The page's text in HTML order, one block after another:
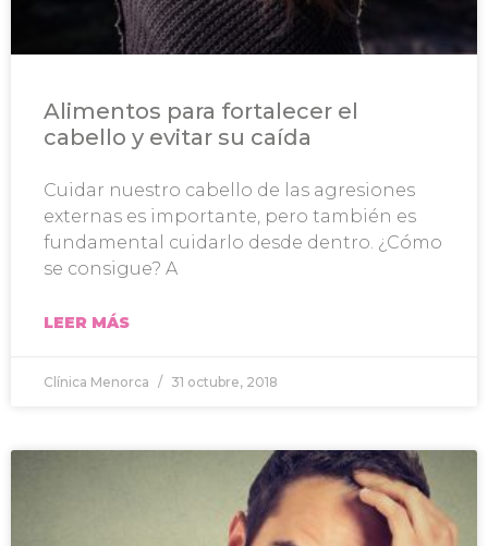
Alimentos para fortalecer el
cabello y evitar su caída
Cuidar nuestro cabello de las agresiones
externas es importante, pero también es
fundamental cuidarlo desde dentro. ¿Cómo
se consigue? A
LEER MÁS
Clínica Menorca 31 octubre, 2018